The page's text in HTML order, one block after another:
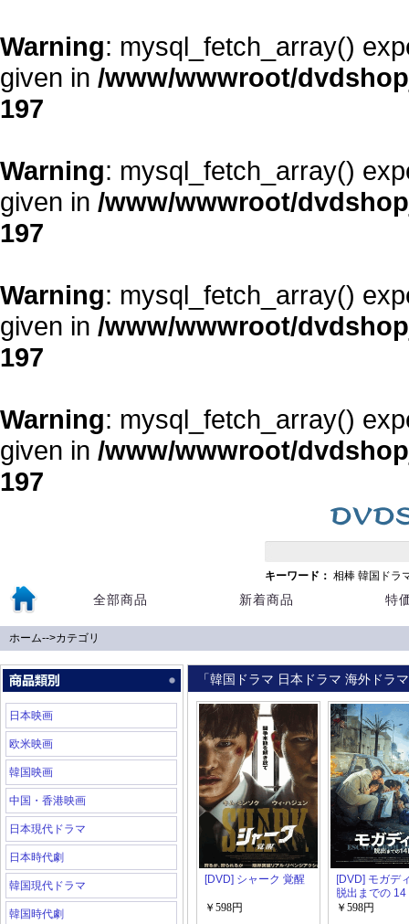
Warning: mysql_fetch_array()
given in /www/wwwroot/
197
Warning: mysql_fetch_array()
given in /www/wwwroot/
197
Warning: mysql_fetch_array()
given in /www/wwwroot/
197
Warning: mysql_fetch_array()
given in /www/wwwroot/
197
キーワード： 相棒 韓国ドラ
全部商品 新着商品 特
ホーム-->カテゴリ
日本映画
欧米映画
韓国映画
中国・香港映画
日本現代ドラマ
日本時代劇
韓国現代ドラマ
韓国時代劇
「韓国ドラマ 日本ドラマ 海外ドラ
[DVD] シャーク 覚醒
￥598円
[DVD] モガデ
脱出までの
￥598円